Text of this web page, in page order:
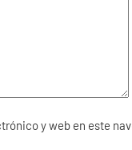
y web en este